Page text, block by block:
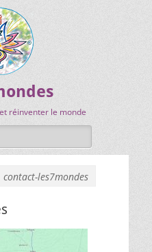
réinventer le monde
contact-les7mondes